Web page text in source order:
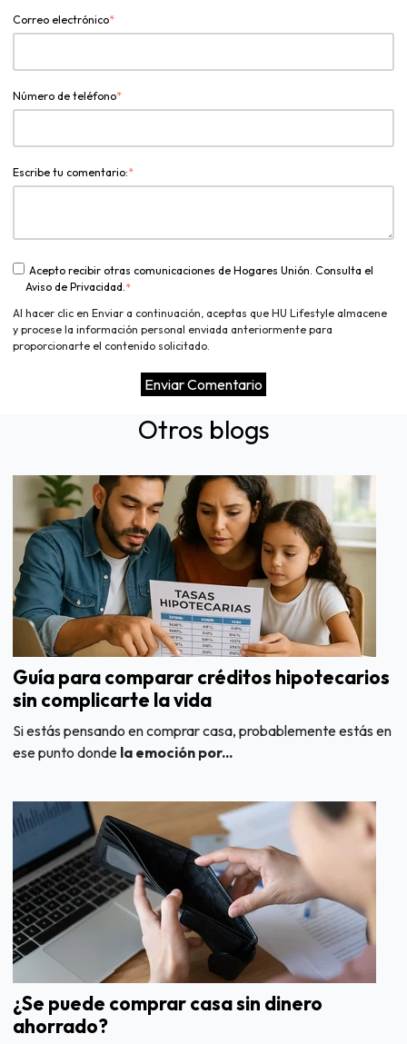
Correo electrónico*
Número de teléfono*
Escribe tu comentario:*
Acepto recibir otras comunicaciones de Hogares Unión. Consulta el
Aviso de Privacidad.*
Al hacer clic en Enviar a continuación, aceptas que HU Lifestyle almacene
y procese la información personal enviada anteriormente para
proporcionarte el contenido solicitado.
Otros blogs
Guía para comparar créditos hipotecarios
sin complicarte la vida
Si estás pensando en comprar casa, probablemente estás en
ese punto donde la emoción por...
¿Se puede comprar casa sin dinero
ahorrado?